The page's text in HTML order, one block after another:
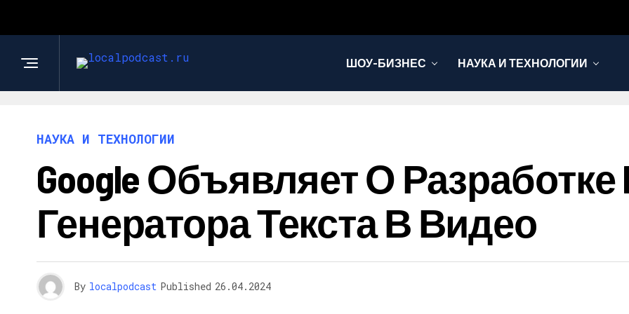
ШОУ-БИЗНЕС НАУКА И ТЕХНОЛОГИИ
НАУКА И ТЕХНОЛОГИИ
Google Объявляет О Разработке
Генератора Текста В Видео
By localpodcast Published 26.04.2024